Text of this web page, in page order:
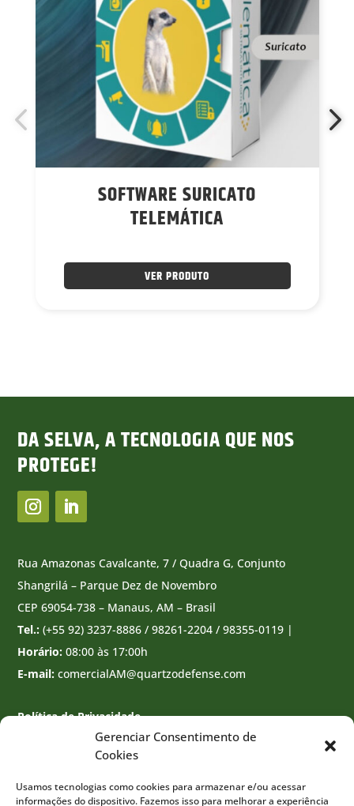
Gerenciar Consentimento de
Cookies
Usamos tecnologias como cookies para armazenar e/ou acessar
informações do dispositivo. Fazemos isso para melhorar a experiência
SOFTWARE SURICATO
TELEMÁTICA
VER PRODUTO
DA SELVA, A TECNOLOGIA QUE NOS
PROTEGE!
Rua Amazonas Cavalcante, 7 / Quadra G, Conjunto
Shangrilá – Parque Dez de Novembro
CEP 69054-738 – Manaus, AM – Brasil
Tel.: (+55 92) 3237-8886 / 98261-2204 / 98355-0119 |
Horário: 08:00 às 17:00h
E-mail: comercialAM@quartzodefense.com
Política de Privacidade